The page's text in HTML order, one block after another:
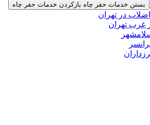
بستن خدمات حفر چاه بازکردن خدمات حفر چاه
در تهران
غرب تهران